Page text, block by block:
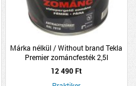
Márka nélkül / Without brand Tekla
Premier zománcfesték 2,5l
selyemfényű RAL7016 antracitszürke
12 490 Ft